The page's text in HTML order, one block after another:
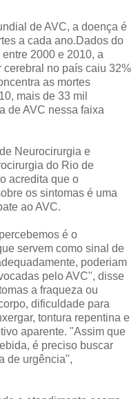
de AVC, a doença é
a cada ano.Dados do
2000 e 2010, a
no país caiu 32%
as mortes
mais de 33 mil
de AVC nessa faixa
Neurocirurgia e
do Rio de
acredita que o
os sintomas é uma
ao AVC.
é o
servem como sinal de
poderiam
pelo AVC", disse
a fraqueza ou
dificuldade para
tontura repentina e
aparente. "Assim que
é preciso buscar
de urgência",